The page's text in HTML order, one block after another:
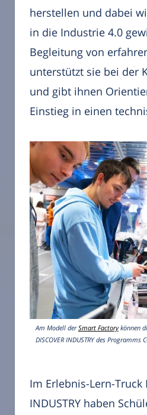
herstellen und dabei
in die Industrie 4.0
Begleitung von
unterstützt sie bei der
und gibt ihnen
Einstieg in einen
Am Modell derSmart Factorykönnen
DISCOVER INDUSTRY des Programms
Im Erlebnis-Lern-Truck
INDUSTRY haben